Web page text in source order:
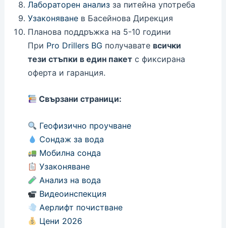
Лабораторен анализза питейна употреба
Узаконяванев Басейнова Дирекция
Планова поддръжка на 5-10 години
При Pro Drillers BG получавате всички
тези стъпки в един пакетс фиксирана
оферта и гаранция.
Свързани страници:
Геофизично проучване
Сондаж за вода
Мобилна сонда
Узаконяване
Анализ на вода
Видеоинспекция
Аерлифт почистване
Цени 2026